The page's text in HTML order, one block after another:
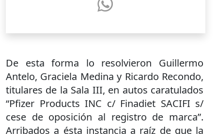
De esta forma lo resolvieron Guillermo
Antelo, Graciela Medina y Ricardo Recondo,
titulares de la Sala III, en autos caratulados
“Pfizer Products INC c/ Finadiet SACIFI s/
cese de oposición al registro de marca”.
Arribados a ésta instancia a raíz de que la